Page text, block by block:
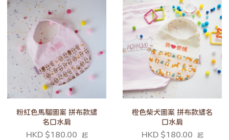
粉紅色馬騮圖案 拼布款繡
名口水肩
HKD $180.00 起
橙色柴犬圖案 拼布款繡名
口水肩
HKD $180.00 起